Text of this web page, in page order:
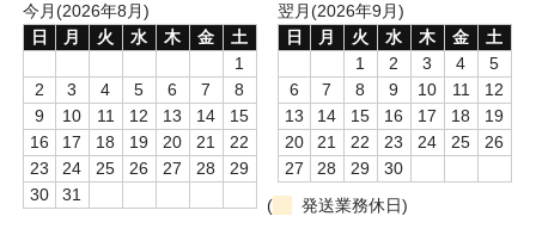
今月(2026年8月)
日
月 火 水 木 金
土
1
2
3 4 5 6 7
8
9
10 11 12 13 14
15
16
17 18 19 20 21
22
23
24 25 26 27 28
29
30
31
翌月(2026年9月)
日
月 火 水 木 金
土
1
2 3 4
5
6
7 8 9 10 11
12
13
14 15 16 17 18
19
20
21 22 23 24 25
26
27
28 29
30
(
発送業務休日)